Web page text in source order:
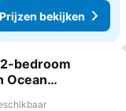
Prijzen bekijken
aan favorieten
bedroom
Ocean